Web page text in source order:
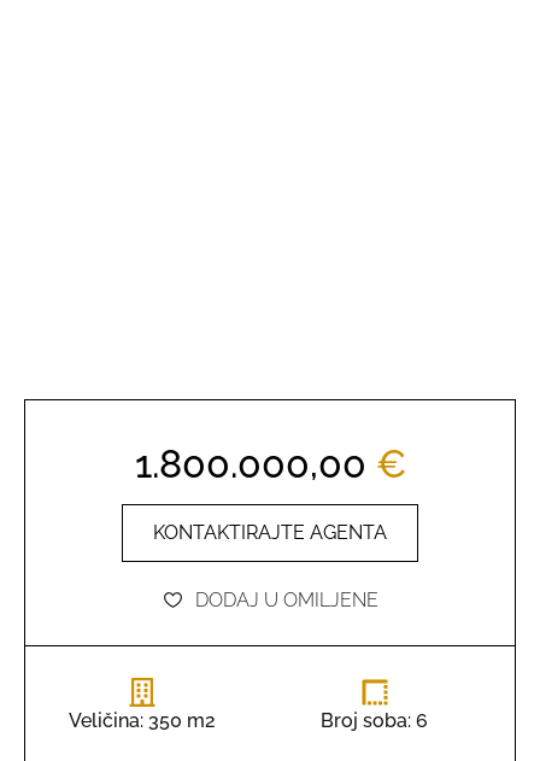
1.800.000,00 €
KONTAKTIRAJTE AGENTA
DODAJ U OMILJENE
Veličina: 350 m2 Broj soba: 6